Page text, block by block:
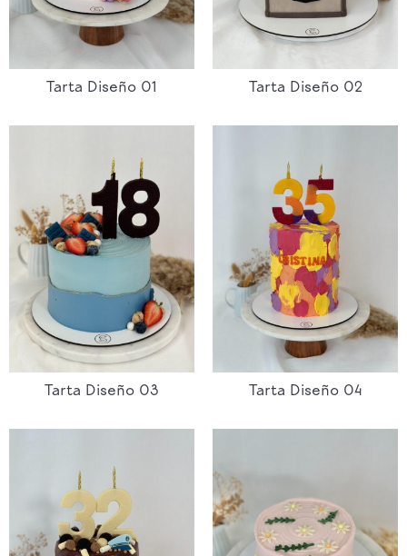
Tarta Diseño 01 Tarta Diseño 02
Tarta Diseño 03 Tarta Diseño 04